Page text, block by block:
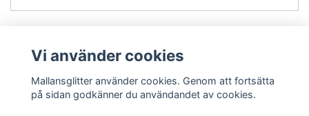
Vi använder cookies
Mallansglitter använder cookies. Genom att fortsätta
på sidan godkänner du användandet av cookies.